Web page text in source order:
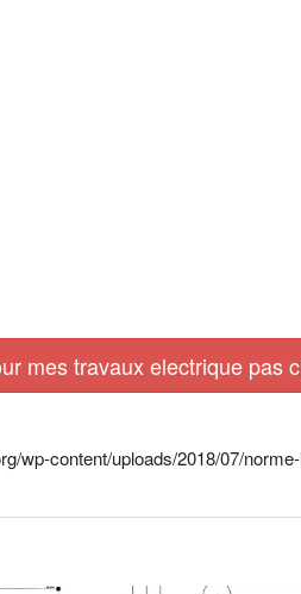
mes travaux electrique pas
wp-content/uploads/2018/07/